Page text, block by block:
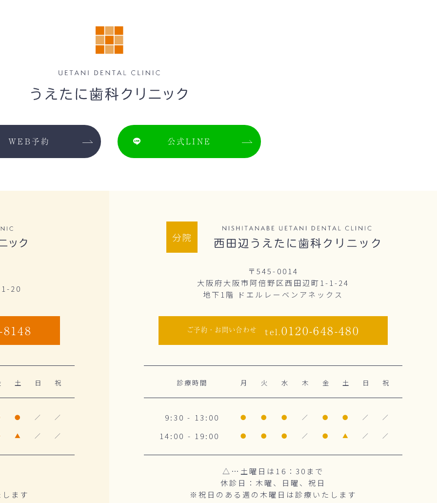
WEB予約 公式LINE
1-20
土 日 祝
● ／ ／
▲ ／ ／
ます
分院
〒545-0014
大阪府大阪市阿倍野区西田辺町1-1-24
地下1階 ドエルレーベンアネックス
ご予約・お問い合わせ tel.0120-648-480
診療時間 月 火 水 木 金 土 日 祝
9:30 - 13:00 ● ● ● ／ ● ● ／ ／
14:00 - 19:00 ● ● ● ／ ● ▲ ／ ／
△…土曜日は16：30まで
休診日：木曜、日曜、祝日
※祝日のある週の木曜日は診療いたします